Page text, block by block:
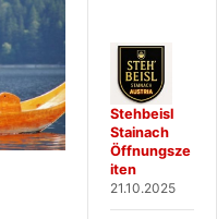
Stehbeisl
Stainach
Öffnungsze
iten
21.10.2025